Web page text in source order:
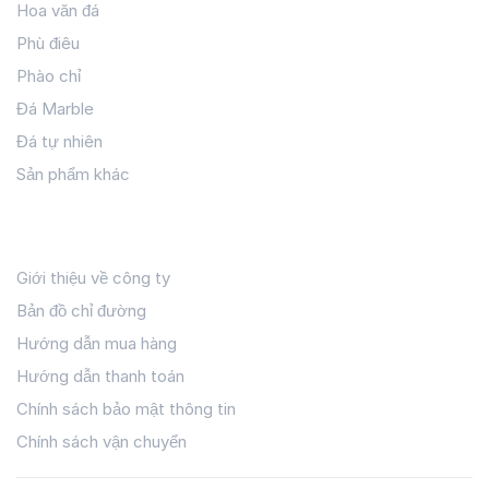
Hoa văn đá
Phù điêu
Phào chỉ
Đá Marble
Đá tự nhiên
Sản phẩm khác
Giới thiệu về công ty
Bản đồ chỉ đường
Hướng dẫn mua hàng
Hướng dẫn thanh toán
Chính sách bảo mật thông tin
Chính sách vận chuyển